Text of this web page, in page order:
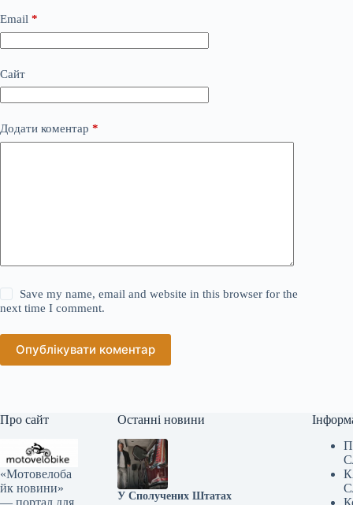
Email *
Сайт
Додати коментар *
Save my name, email and website in this browser for the
next time I comment.
Опублікувати коментар
Про сайт
«Мотовелоба
йк новини»
— портал для
Останні новини
У Сполучених Штатах